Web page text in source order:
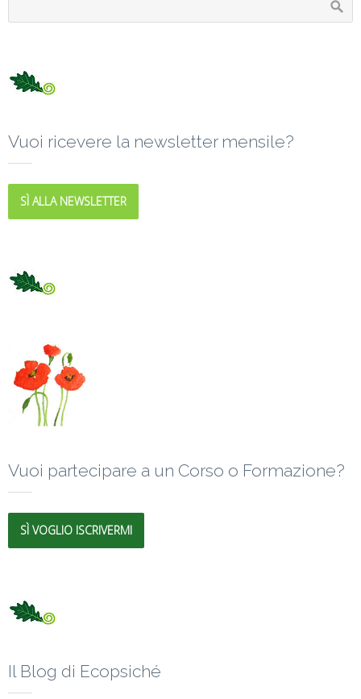
Vuoi ricevere la newsletter mensile?
SÌ ALLA NEWSLETTER
Vuoi partecipare a un Corso o Formazione?
SÌ VOGLIO ISCRIVERMI
Il Blog di Ecopsiché